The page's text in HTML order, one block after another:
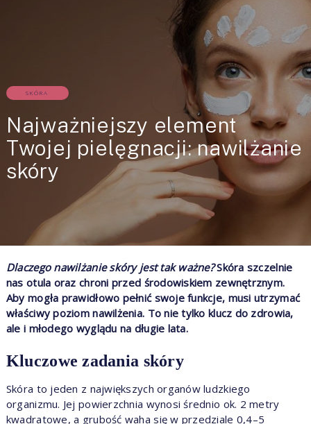
SKÓRA
Najważniejszy element
Twojej pielęgnacji: nawilżanie
skóry
Dlaczego nawilżanie skóry jest tak ważne?Skóra szczelnie
nas otula oraz chroni przed środowiskiem zewnętrznym.
Aby mogła prawidłowo pełnić swoje funkcje, musi utrzymać
właściwy poziom nawilżenia. To nie tylko klucz do zdrowia,
ale i młodego wyglądu na długie lata.
Kluczowe zadania skóry
Skóra to jeden z największych organów ludzkiego
organizmu. Jej powierzchnia wynosi średnio ok. 2 metry
kwadratowe, a grubość waha się w przedziale 0,4–5